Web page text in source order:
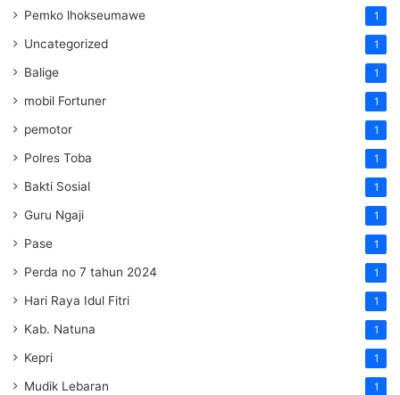
Pemko lhokseumawe 1
Uncategorized 1
Balige 1
mobil Fortuner 1
pemotor 1
Polres Toba 1
Bakti Sosial 1
Guru Ngaji 1
Pase 1
Perda no 7 tahun 2024 1
Hari Raya Idul Fitri 1
Kab. Natuna 1
Kepri 1
Mudik Lebaran 1